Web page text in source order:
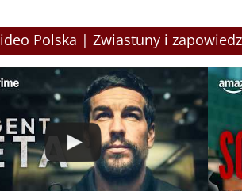
Polska | Zwiastuny i